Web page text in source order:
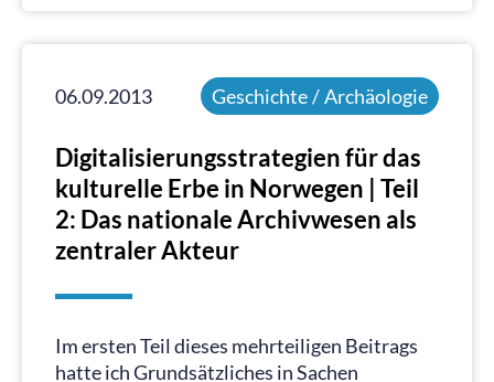
06.09.2013 Geschichte / Archäologie
Digitalisierungsstrategien für das
kulturelle Erbe in Norwegen | Teil
2: Das nationale Archivwesen als
zentraler Akteur
Im ersten Teil dieses mehrteiligen Beitrags
hatte ich Grundsätzliches in Sachen